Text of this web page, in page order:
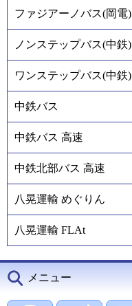
ファジアーノバス(岡電)
ノンステップバス(中鉄)
ワンステップバス(中鉄)
中鉄バス
中鉄バス 高速
中鉄北部バス 高速
八晃運輸 めぐりん
八晃運輸 FLAt
メニュー